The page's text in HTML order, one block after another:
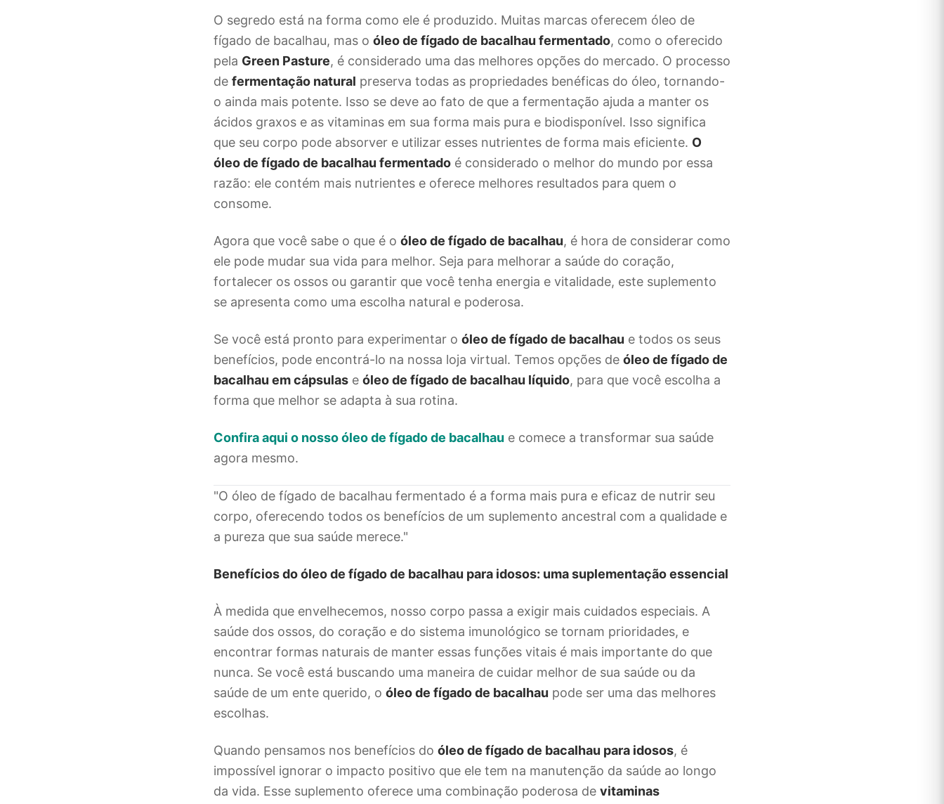
O segredo está na forma como ele é produzido. Muitas marcas oferecem óleo de
fígado de bacalhau, mas o óleo de fígado de bacalhau fermentado, como o oferecido
pela Green Pasture, é considerado uma das melhores opções do mercado. O processo
de fermentação natural preserva todas as propriedades benéficas do óleo, tornando-
o ainda mais potente. Isso se deve ao fato de que a fermentação ajuda a manter os
ácidos graxos e as vitaminas em sua forma mais pura e biodisponível. Isso significa
que seu corpo pode absorver e utilizar esses nutrientes de forma mais eficiente. O
óleo de fígado de bacalhau fermentado é considerado o melhor do mundo por essa
razão: ele contém mais nutrientes e oferece melhores resultados para quem o
consome.
Agora que você sabe o que é o óleo de fígado de bacalhau, é hora de considerar como
ele pode mudar sua vida para melhor. Seja para melhorar a saúde do coração,
fortalecer os ossos ou garantir que você tenha energia e vitalidade, este suplemento
se apresenta como uma escolha natural e poderosa.
Se você está pronto para experimentar o óleo de fígado de bacalhau e todos os seus
benefícios, pode encontrá-lo na nossa loja virtual. Temos opções de óleo de fígado de
bacalhau em cápsulas e óleo de fígado de bacalhau líquido, para que você escolha a
forma que melhor se adapta à sua rotina.
Confira aqui o nosso óleo de fígado de bacalhau e comece a transformar sua saúde
agora mesmo.
"O óleo de fígado de bacalhau fermentado é a forma mais pura e eficaz de nutrir seu
corpo, oferecendo todos os benefícios de um suplemento ancestral com a qualidade e
a pureza que sua saúde merece."
Benefícios do óleo de fígado de bacalhau para idosos: uma suplementação essencial
À medida que envelhecemos, nosso corpo passa a exigir mais cuidados especiais. A
saúde dos ossos, do coração e do sistema imunológico se tornam prioridades, e
encontrar formas naturais de manter essas funções vitais é mais importante do que
nunca. Se você está buscando uma maneira de cuidar melhor de sua saúde ou da
saúde de um ente querido, o óleo de fígado de bacalhau pode ser uma das melhores
escolhas.
Quando pensamos nos benefícios do óleo de fígado de bacalhau para idosos, é
impossível ignorar o impacto positivo que ele tem na manutenção da saúde ao longo
da vida. Esse suplemento oferece uma combinação poderosa de vitaminas